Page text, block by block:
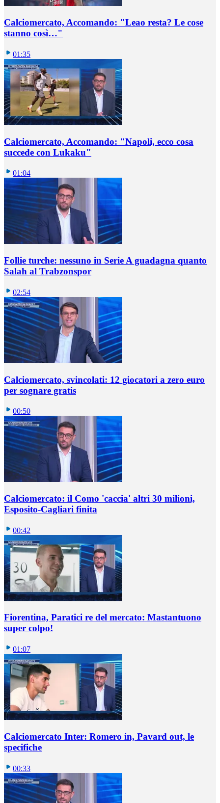
Calciomercato, Accomando: "Leao resta? Le cose
stanno così…"
01:35
Calciomercato, Accomando: "Napoli, ecco cosa
succede con Lukaku"
01:04
Follie turche: nessuno in Serie A guadagna quanto
Salah al Trabzonspor
02:54
Calciomercato, svincolati: 12 giocatori a zero euro
per sognare gratis
00:50
Calciomercato: il Como 'caccia' altri 30 milioni,
Esposito-Cagliari finita
00:42
Fiorentina, Paratici re del mercato: Mastantuono
super colpo!
01:07
Calciomercato Inter: Romero in, Pavard out, le
specifiche
00:33